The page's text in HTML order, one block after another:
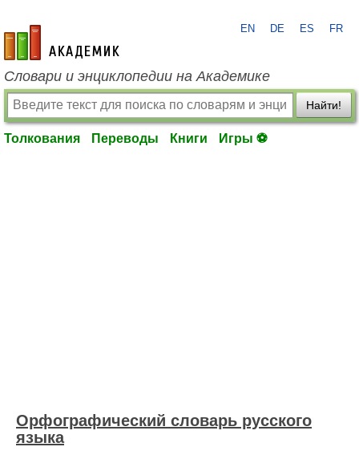
academic.ru
EN DE ES FR
Словари и энциклопедии на Академике
Найти!
Толкования Переводы Книги Игры ⚽
Орфографический словарь русского
языка